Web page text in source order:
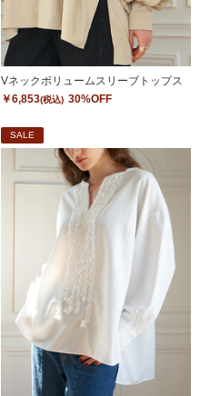
Vネックボリュームスリーブトップス
￥6,853(税込) 30%OFF
SALE